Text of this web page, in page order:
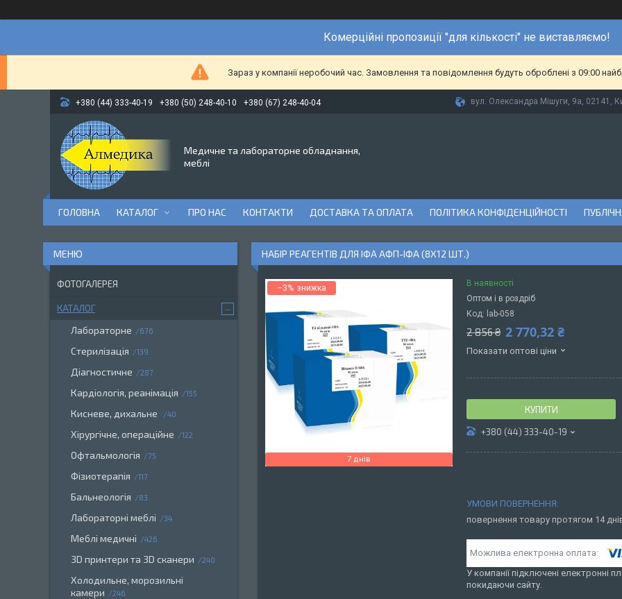
Комерційні пропозиції "для кількості" не виставляємо!
Зараз у компанії неробочий час. Замовлення та повідомлення будуть оброблені з 09:00
+380 (44) 333-40-19 +380 (50) 248-40-10 +380 (67) 248-40-04 вул. Олександра Мішуги, 9а, 02141,
Медичне та лабораторне обладнання,
меблі
ГОЛОВНА КАТАЛОГ ПРО НАС КОНТАКТИ ДОСТАВКА ТА ОПЛАТА ПОЛІТИКА КОНФІДЕНЦІЙНОСТІ
НАБІР РЕАГЕНТІВ ДЛЯ ІФА АФП-ІФА (8Х12 ШТ.)
–3%
7 днів
В наявності
Оптом і в роздріб
Код: lab-058
2 856 ₴ 2 770,32 ₴
Показати оптові ціни
КУПИТИ
+380 (44) 333-40-19
повернення товару протягом 14
У компанії підключені електронні
покидаючи сайту.
ФОТОГАЛЕРЕЯ
КАТАЛОГ
Лабораторне 676
Стерилізація 139
Діагностичне 287
Кардіологія, реанімація 155
Кисневе, дихальне 40
Хірургічне, операційне 122
Офтальмологія 75
Фізиотерапія 117
Бальнеологія 83
Лабораторні меблі 34
Меблі медичні 426
3D принтери та 3D сканери 240
Холодильне, морозильні
камери
246